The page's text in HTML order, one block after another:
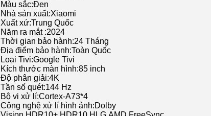
Màu sắc:Đen
Nhà sản xuất:Xiaomi
Xuất xứ:Trung Quốc
Năm ra mắt :2024
Thời gian bảo hành:24 Tháng
Địa điểm bảo hành:Toàn Quốc
Loại Tivi:Google Tivi
Kích thước màn hình:85 inch
Độ phân giải:4K
Tần số quét:144 Hz
Bộ vi xử lí:Cortex-A73*4
Công nghệ xử lí hình ảnh:Dolby